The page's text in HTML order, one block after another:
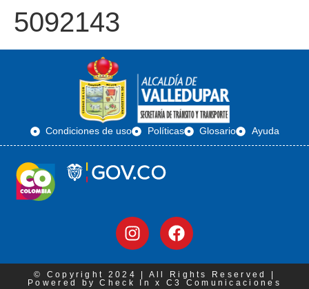
5092143
Condiciones de uso Políticas Glosario Ayuda
© Copyright 2024 | All Rights Reserved |
Powered by Check In x C3 Comunicaciones